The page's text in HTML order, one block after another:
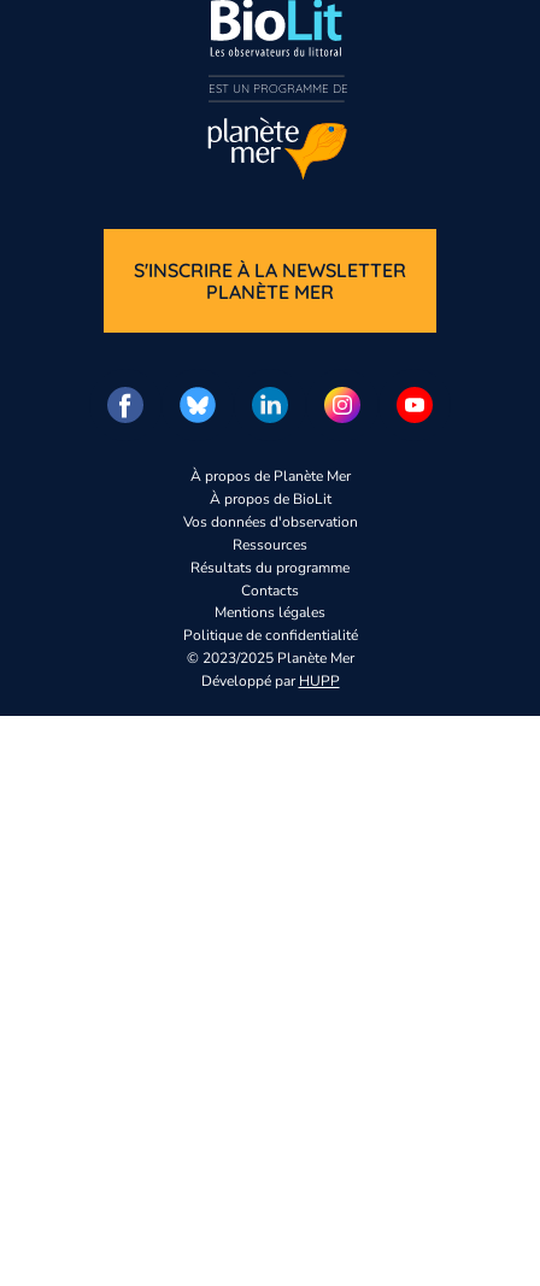
À propos de Planète Mer
À propos de BioLit
Vos données d'observation
Ressources
Résultats du programme
Contacts
Mentions légales
Politique de confidentialité
© 2023/2025 Planète Mer
Développé parHUPP
S'INSCRIRE À LA NEWSLETTER
PLANÈTE MER